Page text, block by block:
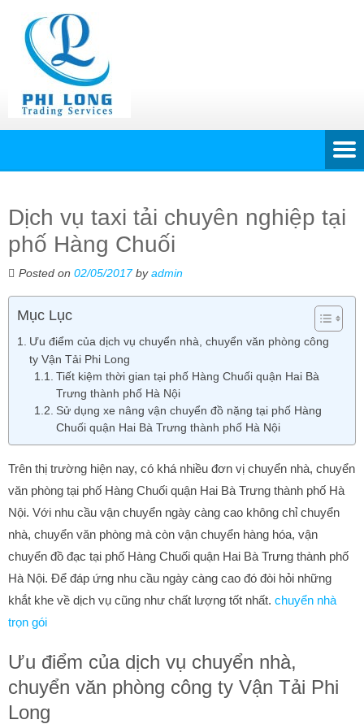
Dịch vụ taxi tải chuyên nghiệp tại
phố Hàng Chuối
Posted on 02/05/2017byadmin
Mục Lục
Ưu điểm của dịch vụ chuyển nhà, chuyển văn phòng công
ty Vận Tải Phi Long
Tiết kiệm thời gian tại phố Hàng Chuối quận Hai Bà
Trưng thành phố Hà Nội
Sử dụng xe nâng vận chuyển đồ nặng tại phố Hàng
Chuối quận Hai Bà Trưng thành phố Hà Nội
Trên thị trường hiện nay, có khá nhiều đơn vị chuyển nhà, chuyển
văn phòng tại phố Hàng Chuối quận Hai Bà Trưng thành phố Hà
Nội. Với nhu cầu vận chuyển ngày càng cao không chỉ chuyển
nhà, chuyển văn phòng mà còn vận chuyển hàng hóa, vận
chuyển đồ đạc tại phố Hàng Chuối quận Hai Bà Trưng thành phố
Hà Nội. Để đáp ứng nhu cầu ngày càng cao đó đòi hỏi những
khắt khe về dịch vụ cũng như chất lượng tốt nhất. chuyển nhà
trọn gói
Ưu điểm của dịch vụ chuyển nhà,
chuyển văn phòng công ty Vận Tải Phi
Long